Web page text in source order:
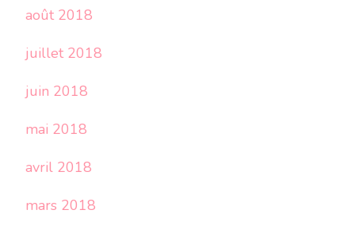
août 2018
juillet 2018
juin 2018
mai 2018
avril 2018
mars 2018